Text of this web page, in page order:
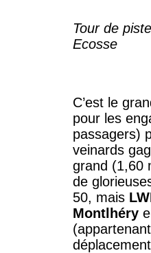
Tour de
Ecosse
C’est le
pour les
passagers)
veinards
grand (1,60
de
50, mais
Montlhéry